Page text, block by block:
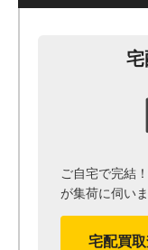
宅
ご自宅で完結
が集荷に伺いま
宅配買